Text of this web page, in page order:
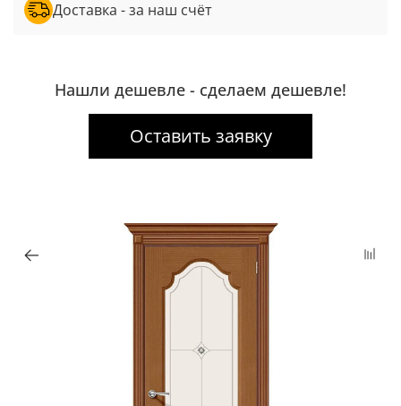
Доставка - за наш счёт
Нашли дешевле - сделаем дешевле!
Оставить заявку